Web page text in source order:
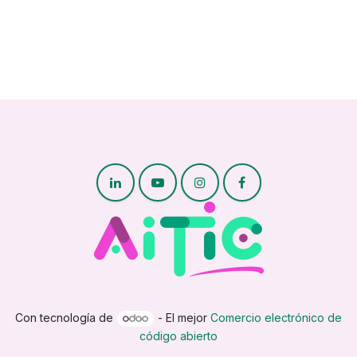
Con tecnología de - El mejorComercio electrónico de
código abierto